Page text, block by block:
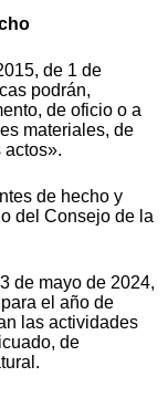
de 1 de
podrán,
de oficio o a
materiales, de
actos».
de hecho y
del Consejo de la
de mayo de 2024,
el año de
las actividades
de